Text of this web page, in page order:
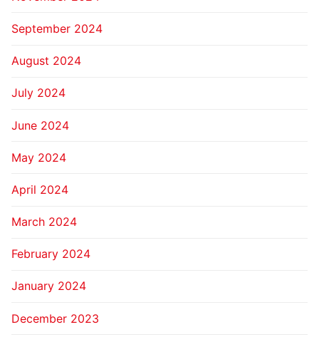
September 2024
August 2024
July 2024
June 2024
May 2024
April 2024
March 2024
February 2024
January 2024
December 2023